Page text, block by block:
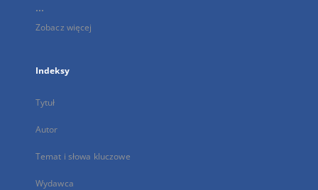
...
Zobacz więcej
Indeksy
Tytuł
Autor
Temat i słowa kluczowe
Wydawca